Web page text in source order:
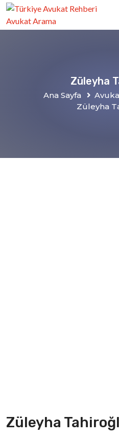
Züleyha
Ana Sayfa
Züleyha
Züleyha